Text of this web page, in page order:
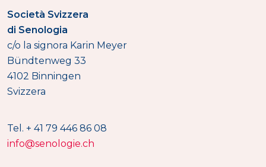
Società Svizzera
di Senologia
c/o la signora Karin Meyer
Bündtenweg 33
4102 Binningen
Svizzera
Tel. + 41 79 446 86 08
info@senologie.ch